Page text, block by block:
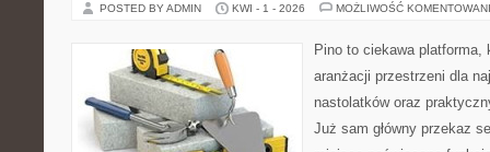
POSTED BY ADMIN KWI - 1 - 2026 MOŻLIWOŚĆ
Pino to ciekawa platforma,
aranżacji przestrzeni dla
nastolatków oraz
Już sam główny przekaz